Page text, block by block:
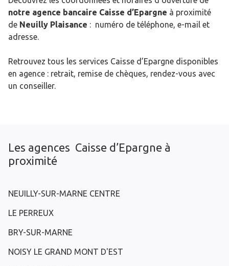
notre agence bancaire Caisse d’Epargne à proximité
de Neuilly Plaisance : numéro de téléphone, e-mail et
adresse.
Retrouvez tous les services Caisse d’Epargne disponibles
en agence : retrait, remise de chèques, rendez-vous avec
un conseiller.
Les agences Caisse d’Epargne à
proximité
NEUILLY-SUR-MARNE CENTRE
LE PERREUX
BRY-SUR-MARNE
NOISY LE GRAND MONT D'EST